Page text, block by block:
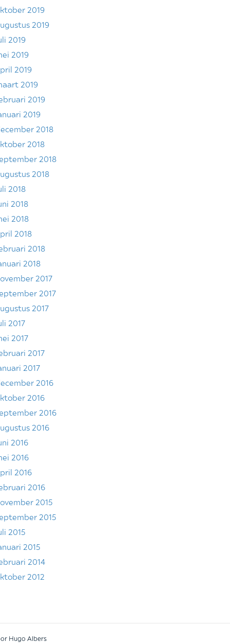
2019
2019
2019
2019
2019
2019
2019
2019
2018
2018
2018
2018
2018
2018
2018
2018
2018
2018
2017
2017
2017
2017
2017
2017
2017
2016
2016
2016
2016
2016
2016
2016
2016
2015
2015
2015
2015
2014
2012
Hugo Albers